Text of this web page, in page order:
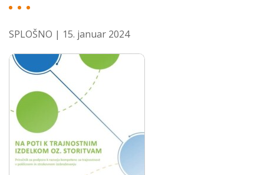
SPLOŠNO | 15. januar 2024